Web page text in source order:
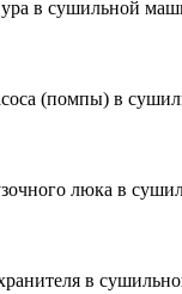
в сушильной
(помпы) в
люка в
в